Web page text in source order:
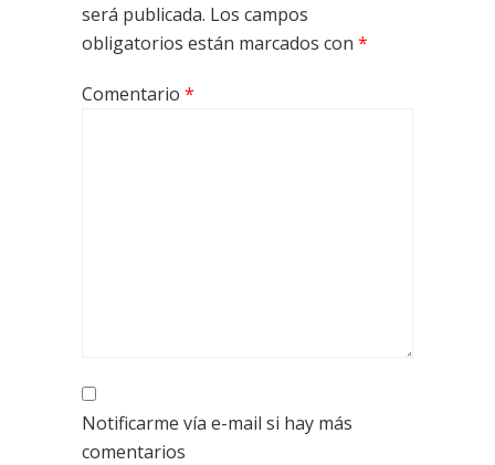
será publicada. Los campos
obligatorios están marcados con *
Comentario *
Notificarme vía e-mail si hay más
comentarios